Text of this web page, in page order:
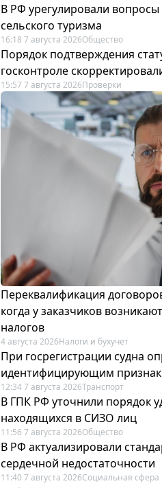
В РФ урегулировали
сельского туризма
16:18 7 августа 2026Общество
Порядок подтверждения
госконтроле
15:57 7 августа 2026Проверки
Переквалификация
когда у заказчиков
налогов
4 августа 2026Налоги и бухучет
При госрегистрации судна
идентифицирующим
12:34 7 августа 2026Транспорт
В ГПК РФ уточнили порядок
находящихся в СИЗО лиц
11:56 7 августа 2026Общество
В РФ актуализировали
сердечной недостаточности
11:40 7 августа 2026Социальная сфера